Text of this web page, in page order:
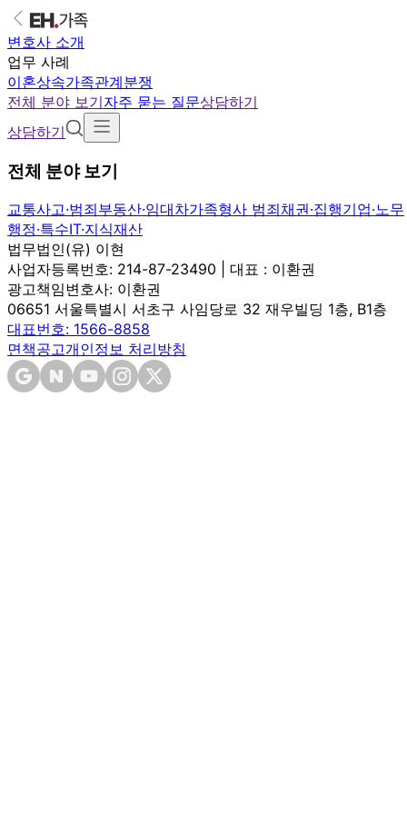
변호사 소개
업무 사례
이혼상속가족관계분쟁
전체 분야 보기자주 묻는 질문상담하기
상담하기
전체 분야 보기
교통사고·범죄부동산·임대차가족형사 범죄채권·집행기업·노무
행정·특수IT·지식재산
법무법인(유) 이현
사업자등록번호: 214-87-23490 | 대표 : 이환권
광고책임변호사: 이환권
06651 서울특별시 서초구 사임당로 32 재우빌딩 1층, B1층
대표번호: 1566-8858
면책공고개인정보 처리방침